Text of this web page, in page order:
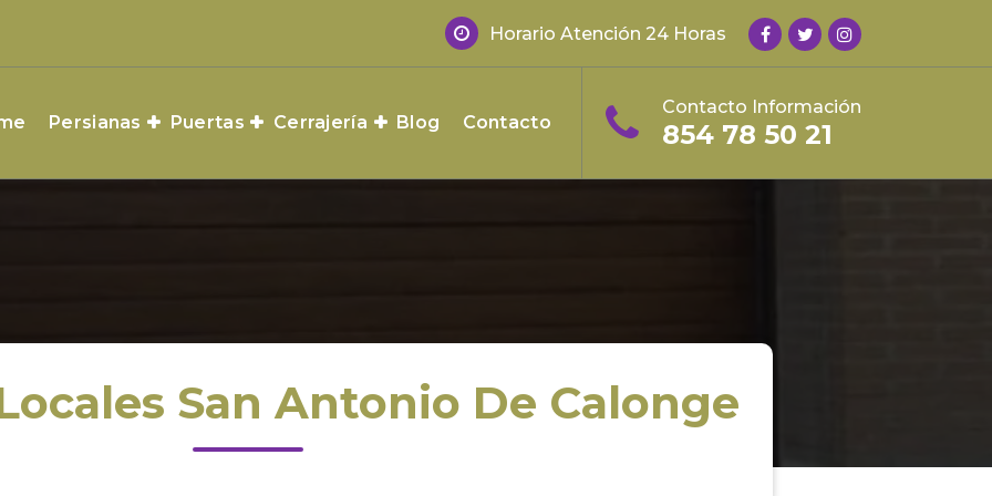
Horario Atención 24 Horas
Persianas Puertas Cerrajería Blog Contacto
Contacto Información
854 78 50 21
San Antonio De Calonge